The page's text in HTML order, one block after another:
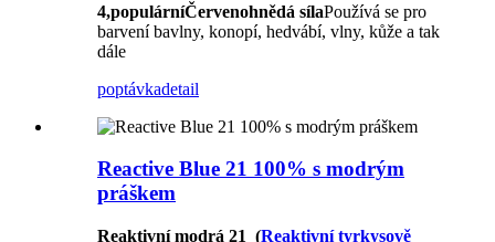
4,populárníČervenohnědá sílaPoužívá se pro
barvení bavlny, konopí, hedvábí, vlny, kůže a tak
dále
poptávkadetail
Reactive Blue 21 100% s modrým
práškem
Reaktivní modrá 21 (Reaktivní tyrkysově